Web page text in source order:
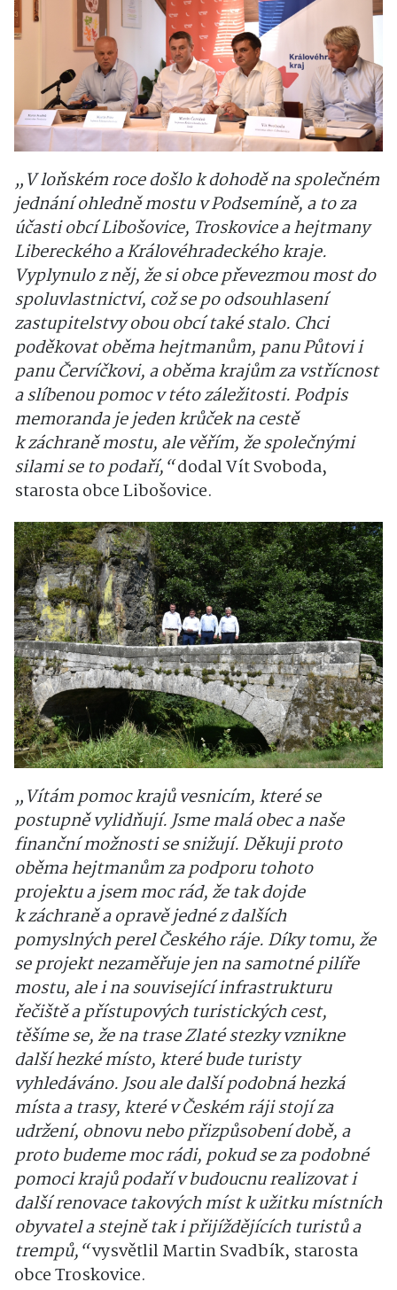
„V loňském roce došlo k dohodě na společném
jednání ohledně mostu v Podsemíně, a to za
účasti obcí Libošovice, Troskovice a hejtmany
Libereckého a Královéhradeckého kraje.
Vyplynulo z něj, že si obce převezmou most do
spoluvlastnictví, což se po odsouhlasení
zastupitelstvy obou obcí také stalo. Chci
poděkovat oběma hejtmanům, panu Půtovi i
panu Červíčkovi, a oběma krajům za vstřícnost
a slíbenou pomoc v této záležitosti. Podpis
memoranda je jeden krůček na cestě
k záchraně mostu, ale věřím, že společnými
silami se to podaří,“dodal Vít Svoboda,
starosta obce Libošovice.
„Vítám pomoc krajů vesnicím, které se
postupně vylidňují. Jsme malá obec a naše
finanční možnosti se snižují. Děkuji proto
oběma hejtmanům za podporu tohoto
projektu a jsem moc rád, že tak dojde
k záchraně a opravě jedné z dalších
pomyslných perel Českého ráje. Díky tomu, že
se projekt nezaměřuje jen na samotné pilíře
mostu, ale i na související infrastrukturu
řečiště a přístupových turistických cest,
těšíme se, že na trase Zlaté stezky vznikne
další hezké místo, které bude turisty
vyhledáváno. Jsou ale další podobná hezká
místa a trasy, které v Českém ráji stojí za
udržení, obnovu nebo přizpůsobení době, a
proto budeme moc rádi, pokud se za podobné
pomoci krajů podaří v budoucnu realizovat i
další renovace takových míst k užitku místních
obyvatel a stejně tak i přijíždějících turistů a
trempů,“vysvětlil Martin Svadbík, starosta
obce Troskovice.